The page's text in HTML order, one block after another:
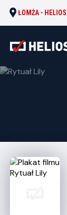
ŁOMŻA - HELIOS